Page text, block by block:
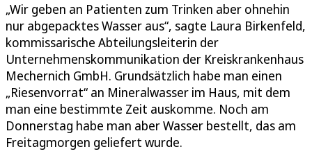
„Wir geben an Patienten zum Trinken aber ohnehin
nur abgepacktes Wasser aus“, sagte Laura Birkenfeld,
kommissarische Abteilungsleiterin der
Unternehmenskommunikation der Kreiskrankenhaus
Mechernich GmbH. Grundsätzlich habe man einen
„Riesenvorrat“ an Mineralwasser im Haus, mit dem
man eine bestimmte Zeit auskomme. Noch am
Donnerstag habe man aber Wasser bestellt, das am
Freitagmorgen geliefert wurde.